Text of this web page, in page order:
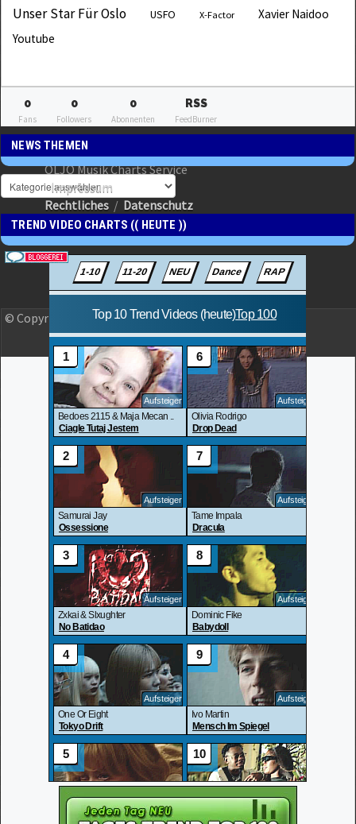
Unser Star Für Oslo USFO X-Factor
Xavier Naidoo
Youtube
0
Fans
0
Followers
0
Abonnenten
RSS
FeedBurner
NEWS THEMEN
TREND VIDEO CHARTS (( HEUTE ))
OLJO Musik Charts Service
Impressum
Rechtliches / Datenschutz
© Copyright 2023 OLJO